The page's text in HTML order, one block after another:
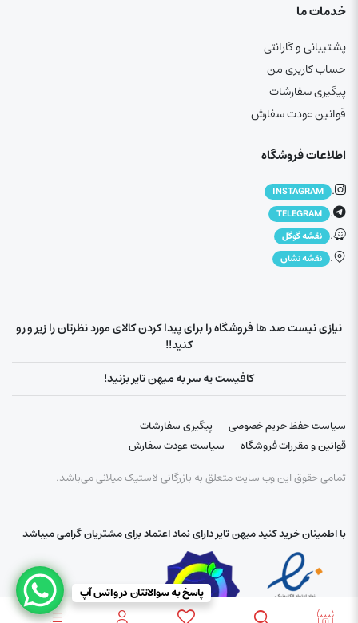
خدمات ما
پشتیبانی و گارانتی
حساب کاربری من
پیگیری سفارشات
قوانین عودت سفارش
اطلاعات فروشگاه
.
INSTAGRAM
.
TELEGRAM
. نقشه گوگل
. نقشه نشان
نیازی نیست صد ها فروشگاه را برای پیدا کردن کالای مورد نظرتان را زیر و رو
کنید!!
کافیست یه سر به میهن تایر بزنید!
سیاست حفظ حریم خصوصی
پیگیری سفارشات
قوانین و مقررات فروشگاه
سیاست عودت سفارش
تمامی حقوق این وب سایت متعلق به بازرگانی لاستیک میلانی می‌باشد.
با اطمینان خرید کنید میهن تایر دارای نماد اعتماد برای مشتریان گرامی میباشد
پاسخ به سوالاتتان در واتس آپ